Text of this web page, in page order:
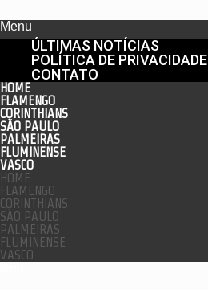
Menu
ÚLTIMAS NOTÍCIAS
POLÍTICA DE PRIVACIDADE
CONTATO
HOME
FLAMENGO
CORINTHIANS
SÃO PAULO
PALMEIRAS
FLUMINENSE
VASCO
HOME
FLAMENGO
CORINTHIANS
SÃO PAULO
PALMEIRAS
FLUMINENSE
VASCO